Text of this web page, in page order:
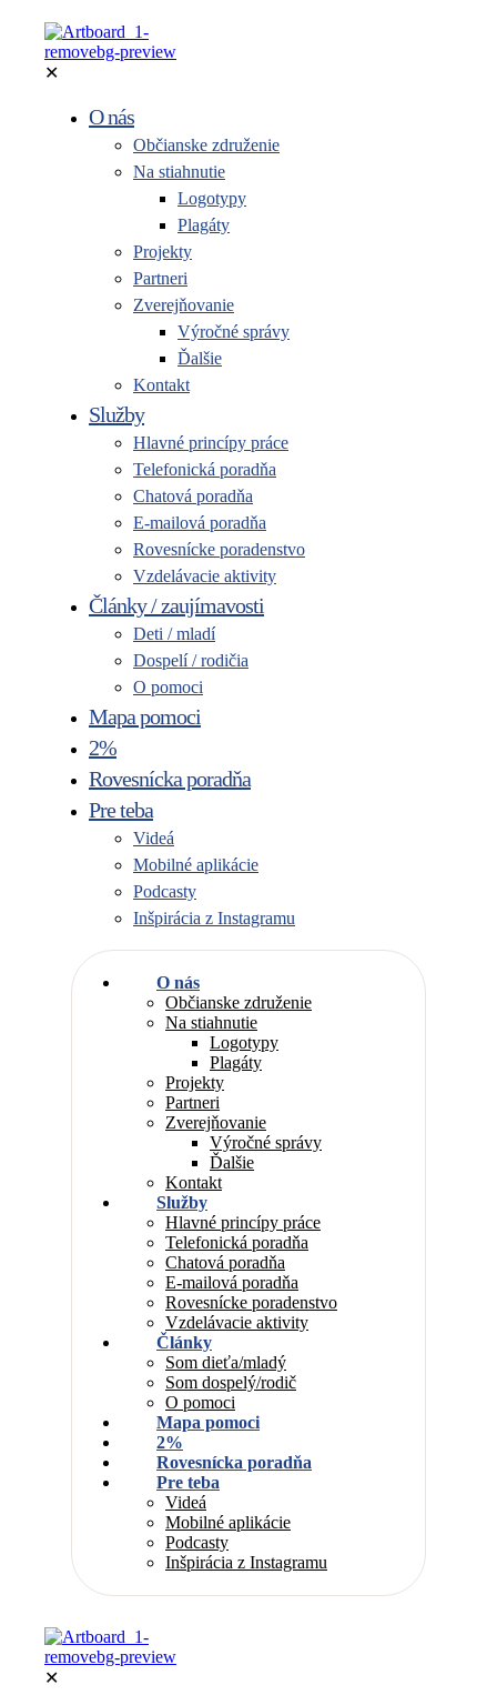
✕
O nás
Občianske združenie
Na stiahnutie
Logotypy
Plagáty
Projekty
Partneri
Zverejňovanie
Výročné správy
Ďalšie
Kontakt
Služby
Hlavné princípy práce
Telefonická poradňa
Chatová poradňa
E-mailová poradňa
Rovesnícke poradenstvo
Vzdelávacie aktivity
Články / zaujímavosti
Deti / mladí
Dospelí / rodičia
O pomoci
Mapa pomoci
2%
Rovesnícka poradňa
Pre teba
Videá
Mobilné aplikácie
Podcasty
Inšpirácia z Instagramu
O nás
Občianske združenie
Na stiahnutie
Logotypy
Plagáty
Projekty
Partneri
Zverejňovanie
Výročné správy
Ďalšie
Kontakt
Služby
Hlavné princípy práce
Telefonická poradňa
Chatová poradňa
E-mailová poradňa
Rovesnícke poradenstvo
Vzdelávacie aktivity
Články
Som dieťa/mladý
Som dospelý/rodič
O pomoci
Mapa pomoci
2%
Rovesnícka poradňa
Pre teba
Videá
Mobilné aplikácie
Podcasty
Inšpirácia z Instagramu
✕